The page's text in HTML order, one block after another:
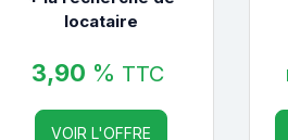
locataire
3,90 % TTC
VOIR L'OFFRE